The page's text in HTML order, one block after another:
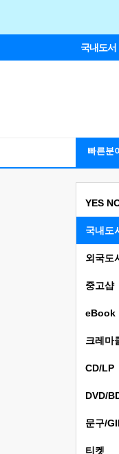
국내도서
빠른분
YES
국내도
외국도
중고샵
eBook
크레마
CD/LP
DVD/
문구/
티켓